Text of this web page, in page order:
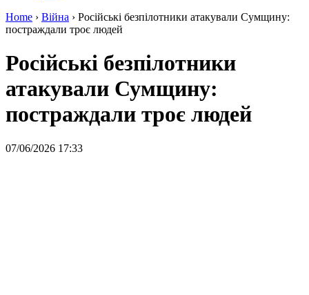
Home › Війна › Російські безпілотники атакували Сумщину:
постраждали троє людей
Російські безпілотники
атакували Сумщину:
постраждали троє людей
07/06/2026 17:33